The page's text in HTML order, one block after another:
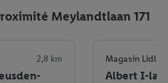
Meylandtlaan 171
2,8 km Magasin Lidl
Albert I-